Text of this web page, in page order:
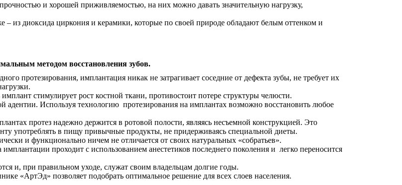
и хорошей приживляемостью, на них можно давать значительную нагрузку,
из диоксида циркония и керамики, которые по своей природе обладают белым оттенком и
методом восстановления зубов.
протезирования, имплантация никак не затрагивает соседние от дефекта зубы, не требует их
стимулирует рост костной ткани, противостоит потере структуры челюсти.
адентии. Используя технологию протезирования на имплантах возможно восстановить любое
протез надежно держится в ротовой полости, являясь несъемной конструкцией. Это
употреблять в пищу привычные продукты, не придерживаясь специальной диеты.
и функционально ничем не отличается от своих натуральных «собратьев».
проходит с использованием анестетиков последнего поколения и легко переносится
и, при правильном уходе, служат своим владельцам долгие годы.
«АртЭд» позволяет подобрать оптимальное решение для всех слоев населения.